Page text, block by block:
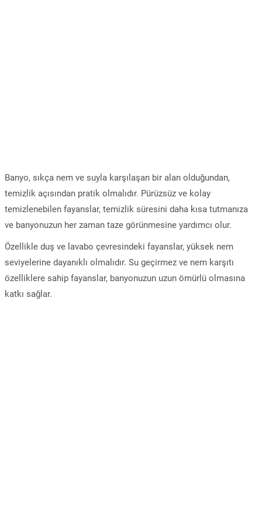
Banyo, sıkça nem ve suyla karşılaşan bir alan olduğundan,
temizlik açısından pratik olmalıdır. Pürüzsüz ve kolay
temizlenebilen fayanslar, temizlik süresini daha kısa tutmanıza
ve banyonuzun her zaman taze görünmesine yardımcı olur.
Özellikle duş ve lavabo çevresindeki fayanslar, yüksek nem
seviyelerine dayanıklı olmalıdır. Su geçirmez ve nem karşıtı
özelliklere sahip fayanslar, banyonuzun uzun ömürlü olmasına
katkı sağlar.